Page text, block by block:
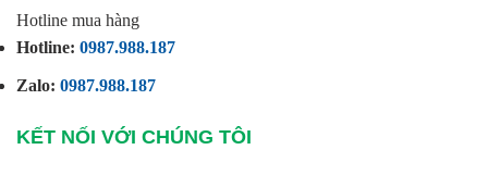
Hotline mua hàng
Hotline: 0987.988.187
Zalo: 0987.988.187
KẾT NỐI VỚI CHÚNG TÔI